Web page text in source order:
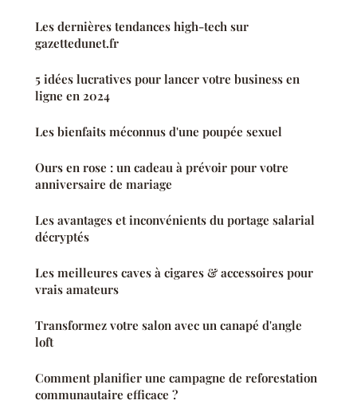
Les dernières tendances high-tech sur
gazettedunet.fr
5 idées lucratives pour lancer votre business en
ligne en 2024
Les bienfaits méconnus d'une poupée sexuel
Ours en rose : un cadeau à prévoir pour votre
anniversaire de mariage
Les avantages et inconvénients du portage salarial
décryptés
Les meilleures caves à cigares & accessoires pour
vrais amateurs
Transformez votre salon avec un canapé d'angle
loft
Comment planifier une campagne de reforestation
communautaire efficace ?